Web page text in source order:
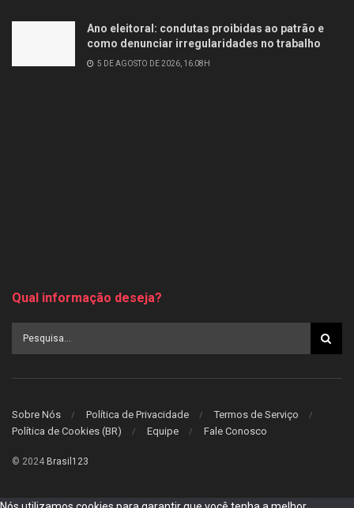
Ano eleitoral: condutas proibidas ao patrão e
como denunciar irregularidades no trabalho
5 DE AGOSTO DE 2026, 16:08H
Qual informação deseja?
Sobre Nós Política de Privacidade
Termos de Serviço
Política de Cookies (BR)
Equipe Fale Conosco
© 2024 Brasil123